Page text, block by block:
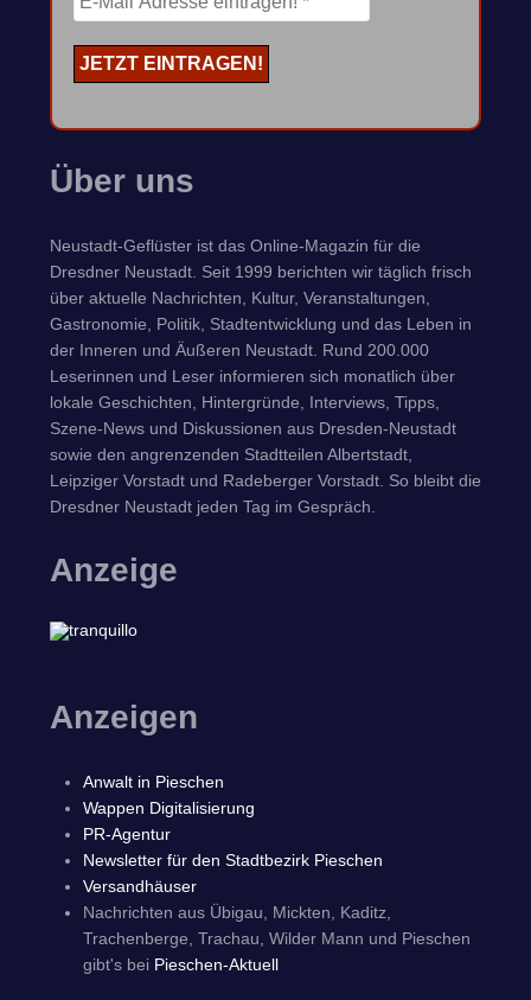
Über uns
Neustadt-Geflüster ist das Online-Magazin für die
Dresdner Neustadt. Seit 1999 berichten wir täglich frisch
über aktuelle Nachrichten, Kultur, Veranstaltungen,
Gastronomie, Politik, Stadtentwicklung und das Leben in
der Inneren und Äußeren Neustadt. Rund 200.000
Leserinnen und Leser informieren sich monatlich über
lokale Geschichten, Hintergründe, Interviews, Tipps,
Szene-News und Diskussionen aus Dresden-Neustadt
sowie den angrenzenden Stadtteilen Albertstadt,
Leipziger Vorstadt und Radeberger Vorstadt. So bleibt die
Dresdner Neustadt jeden Tag im Gespräch.
Anzeige
Anzeigen
Anwalt in Pieschen
Wappen Digitalisierung
PR-Agentur
Newsletter für den Stadtbezirk Pieschen
Versandhäuser
Nachrichten aus Übigau, Mickten, Kaditz,
Trachenberge, Trachau, Wilder Mann und Pieschen
gibt's bei Pieschen-Aktuell